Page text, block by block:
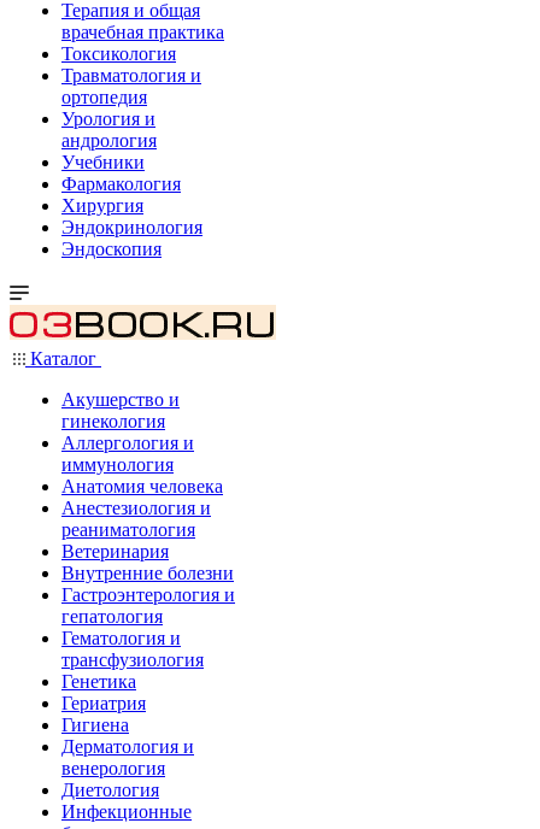
Терапия и общая
врачебная практика
Токсикология
Травматология и
ортопедия
Урология и
андрология
Учебники
Фармакология
Хирургия
Эндокринология
Эндоскопия
Каталог
Акушерство и
гинекология
Аллергология и
иммунология
Анатомия человека
Анестезиология и
реаниматология
Ветеринария
Внутренние болезни
Гастроэнтерология и
гепатология
Гематология и
трансфузиология
Генетика
Гериатрия
Гигиена
Дерматология и
венерология
Диетология
Инфекционные